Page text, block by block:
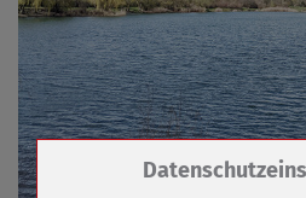
Zum Betrieb der Seite